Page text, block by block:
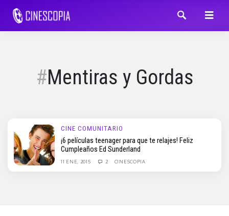
Mentiras y Gordas
CINE COMUNITARIO
¡6 películas teenager para que te relajes! Feliz
Cumpleaños Ed Sunderland
11 ENE, 2015 2 CINESCOPIA